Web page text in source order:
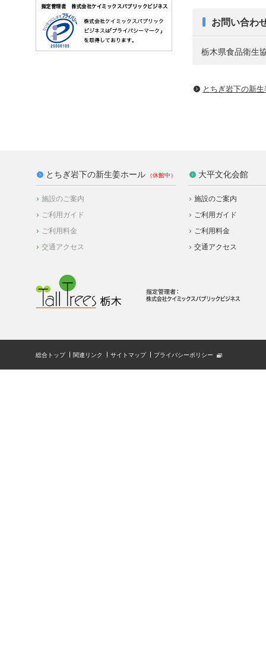
お問い合わ
栃木県食品衛生
とちぎ岩下の新
とちぎ岩下の新生姜ホール
施設のご案内
ご利用ガイド
ご利用料金
交通アクセス
大平文化会館
施設のご案内
ご利用ガイド
ご利用料金
交通アクセス
総合トップ 関連リンク サイトマップ プライバシーポリシー